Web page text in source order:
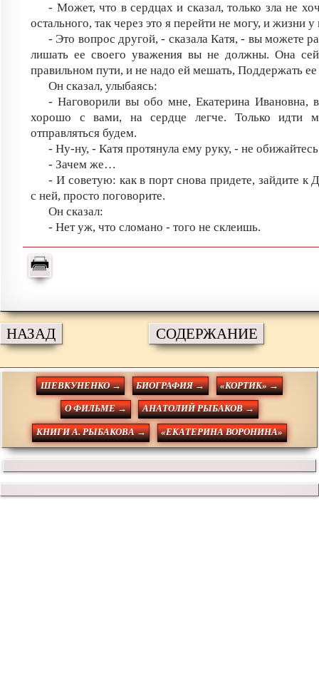
- Может, что в сердцах и сказал, только зла не
остального, так через это я перейти не могу, и жизни у
- Это вопрос другой, - сказала Катя, - вы можете
лишать ее своего уважения вы не должны. Она
правильном пути, и не надо ей мешать, Поддержать
Он сказал, улыбаясь:
- Наговорили вы обо мне, Екатерина Ивановна,
хорошо с вами, на сердце легче. Только идти
отправляться будем.
- Ну-ну, - Катя протянула ему руку, - не
- Зачем же…
- И советую: как в порт снова придете, зайдите к
с ней, просто поговорите.
Он сказал:
- Нет уж, что сломано - того не склеишь.
НАЗАД СОДЕРЖАНИЕ
ШЕВКУНЕНКО → БИОГРАФИЯ → «КОРТИК» →
О ФИЛЬМЕ → АНАТОЛИЙ РЫБАКОВ →
КНИГИ А. РЫБАКОВА → «ЕКАТЕРИНА ВОРОНИНА»